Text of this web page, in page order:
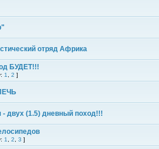
отряд Африка
БУДЕТ!!!
1 2 ]
- двух (1.5) дневный поход!!!
1 2 3 ]